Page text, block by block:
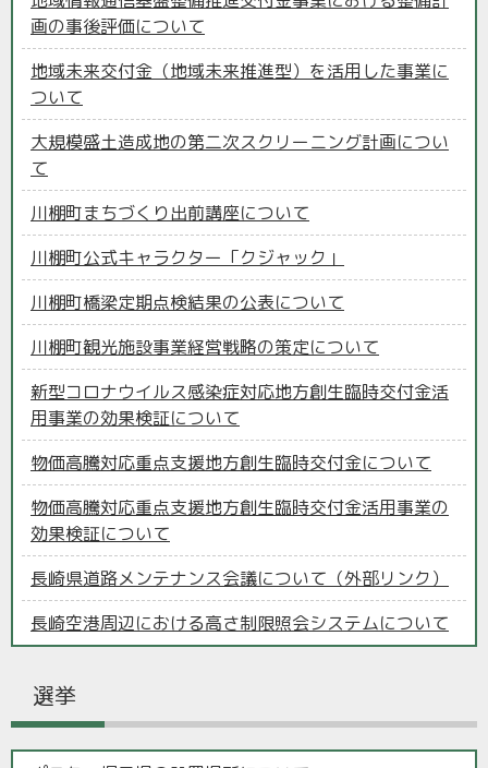
画の事後評価について
地域未来交付金（地域未来推進型）を活用した事業に
ついて
大規模盛土造成地の第二次スクリーニング計画につい
て
川棚町まちづくり出前講座について
川棚町公式キャラクター「クジャック」
川棚町橋梁定期点検結果の公表について
川棚町観光施設事業経営戦略の策定について
新型コロナウイルス感染症対応地方創生臨時交付金活
用事業の効果検証について
物価高騰対応重点支援地方創生臨時交付金について
物価高騰対応重点支援地方創生臨時交付金活用事業の
効果検証について
長崎県道路メンテナンス会議について（外部リンク）
長崎空港周辺における高さ制限照会システムについて
選挙